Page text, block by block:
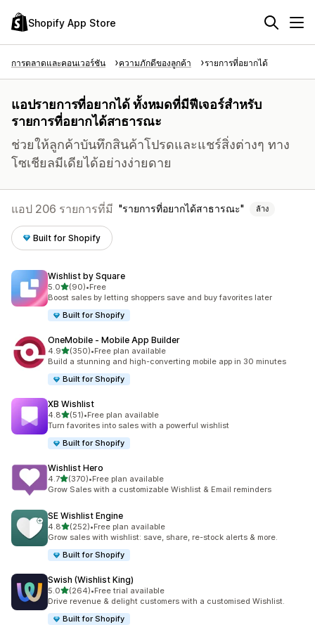
Shopify App Store
การตลาดและคอนเวอร์ชัน ความภักดีของลูกค้า รายการที่อยากได้
แอปรายการที่อยากได้ ทั้งหมดที่มีฟีเจอร์สำหรับ
รายการที่อยากได้สาธารณะ
ช่วยให้ลูกค้าบันทึกสินค้าโปรดและแชร์สิ่งต่างๆ ทาง
โซเชียลมีเดียได้อย่างง่ายดาย
แอป 206 รายการที่มี รายการที่อยากได้สาธารณะ ล้าง
Built for Shopify
Wishlist by Square
5.0เต็ม 5 ดาว
(90)
ทั้งหมด 90 รีวิว
•Free
Boost sales by letting shoppers save and buy favorites later
Built for Shopify
OneMobile ‑ Mobile App Builder
4.9เต็ม 5 ดาว
(350)
ทั้งหมด 350 รีวิว
•Free plan available
Build a stunning and high-converting mobile app in 30 minutes
Built for Shopify
XB Wishlist
4.8เต็ม 5 ดาว
(51)
ทั้งหมด 51 รีวิว
•Free plan available
Turn favorites into sales with a powerful wishlist
Built for Shopify
Wishlist Hero
4.7เต็ม 5 ดาว
(370)
ทั้งหมด 370 รีวิว
•Free plan available
Grow Sales with a customizable Wishlist & Email reminders
SE Wishlist Engine
4.8เต็ม 5 ดาว
(252)
ทั้งหมด 252 รีวิว
•Free plan available
Grow sales with wishlist: save, share, re-stock alerts & more.
Built for Shopify
Swish (Wishlist King)
5.0เต็ม 5 ดาว
(264)
ทั้งหมด 264 รีวิว
•Free trial available
Drive revenue & delight customers with a customised Wishlist.
Built for Shopify